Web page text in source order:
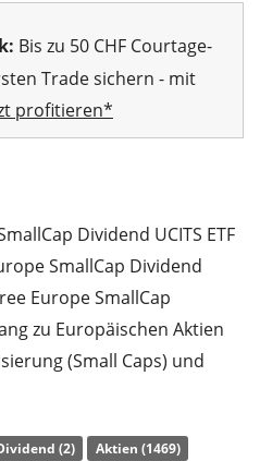
Bis zu 50 CHF Courtage-
Trade sichern - mit
profitieren*
Dividend UCITS ETF
SmallCap Dividend
Europe SmallCap
zu Europäischen Aktien
(Small Caps) und
Die enthaltenen Titel
Der Index gewichtet
(2)
Aktien (1469)